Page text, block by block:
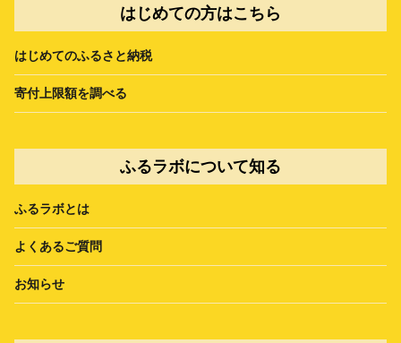
はじめての方はこちら
はじめてのふるさと納税
寄付上限額を調べる
ふるラボについて知る
ふるラボとは
よくあるご質問
お知らせ